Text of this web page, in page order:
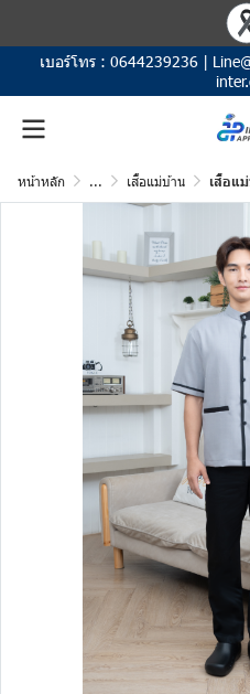
เบอร์โทร : 0644239236 |
หน้าหลัก ... เสื้อแม่บ้าน เสื้อแม่บ้าน/เสื้